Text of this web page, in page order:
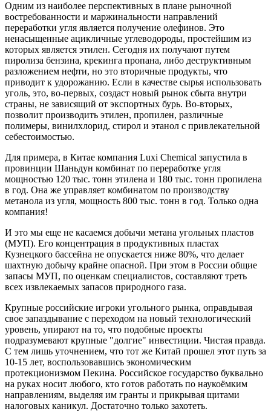
Одним из наиболее перспективных в плане рыночной
востребованности и маржинальности направлений
переработки угля является получение олефинов. Это
ненасыщенные ацикличные углеводороды, простейшим из
которых является этилен. Сегодня их получают путем
пиролиза бензина, крекинга пропана, либо деструктивным
разложением нефти, но это вторичные продукты, что
приводит к удорожанию. Если в качестве сырья использовать
уголь, это, во-первых, создаст новый рынок сбыта внутри
страны, не зависящий от экспортных бурь. Во-вторых,
позволит производить этилен, пропилен, различные
полимеры, винилхлорид, стирол и этанол с привлекательной
себестоимостью.
Для примера, в Китае компания Luxi Chemical запустила в
провинции Шаньдун комбинат по переработке угля
мощностью 120 тыс. тонн этилена и 180 тыс. тонн пропилена
в год. Она же управляет комбинатом по производству
метанола из угля, мощность 800 тыс. тонн в год. Только одна
компания!
И это мы еще не касаемся добычи метана угольных пластов
(МУП). Его концентрация в продуктивных пластах
Кузнецкого бассейна не опускается ниже 80%, что делает
шахтную добычу крайне опасной. При этом в России общие
запасы МУП, по оценкам специалистов, составляют треть
всех извлекаемых запасов природного газа.
Крупные российские игроки угольного рынка, оправдывая
свое запаздывание с переходом на новый технологический
уровень, упирают на то, что подобные проекты
подразумевают крупные "долгие" инвестиции. Чистая правда.
С тем лишь уточнением, что тот же Китай прошел этот путь за
10-15 лет, воспользовавшись экономическим
протекционизмом Пекина. Российское государство буквально
на руках носит любого, кто готов работать по наукоёмким
направлениям, выделяя им гранты и прикрывая щитами
налоговых каникул. Достаточно только захотеть.